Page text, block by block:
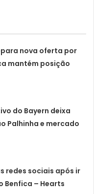
nova oferta por
mantém posição
do Bayern deixa
Palhinha e mercado
redes sociais após ir
Benfica – Hearts